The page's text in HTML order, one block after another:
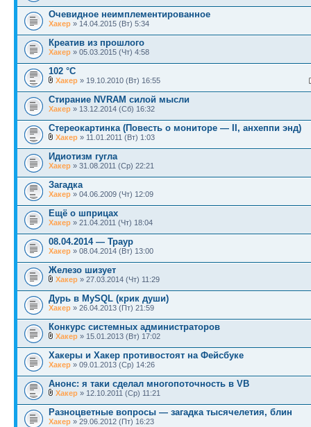
Очевидное неимплементированное
Хакер » 14.04.2015 (Вт) 5:34
Креатив из прошлого
Хакер » 05.03.2015 (Чт) 4:58
102 °С
Хакер » 19.10.2010 (Вт) 16:55
Стирание NVRAM силой мысли
Хакер » 13.12.2014 (Сб) 16:32
Стереокартинка (Повесть о мониторе — II, анхеппи энд)
Хакер » 11.01.2011 (Вт) 1:03
Идиотизм гугла
Хакер » 31.08.2011 (Ср) 22:21
Загадка
Хакер » 04.06.2009 (Чт) 12:09
Ещё о шприцах
Хакер » 21.04.2011 (Чт) 18:04
08.04.2014 — Траур
Хакер » 08.04.2014 (Вт) 13:00
Железо шизует
Хакер » 27.03.2014 (Чт) 11:29
Дурь в MySQL (крик души)
Хакер » 26.04.2013 (Пт) 21:59
Конкурс системных администраторов
Хакер » 15.01.2013 (Вт) 17:02
Хакеры и Хакер противостоят на Фейсбуке
Хакер » 09.01.2013 (Ср) 14:26
Анонс: я таки сделал многопоточность в VB
Хакер » 12.10.2011 (Ср) 11:21
Разноцветные вопросы — загадка тысячелетия, блин
Хакер » 29.06.2012 (Пт) 16:23